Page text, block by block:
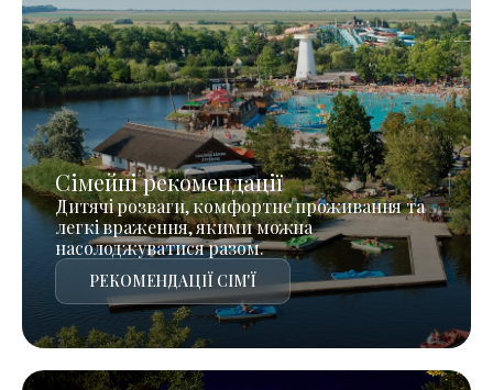
Сімейні рекомендації
Дитячі розваги, комфортне проживання та
легкі враження, якими можна
насолоджуватися разом.
РЕКОМЕНДАЦІЇ СІМ'Ї